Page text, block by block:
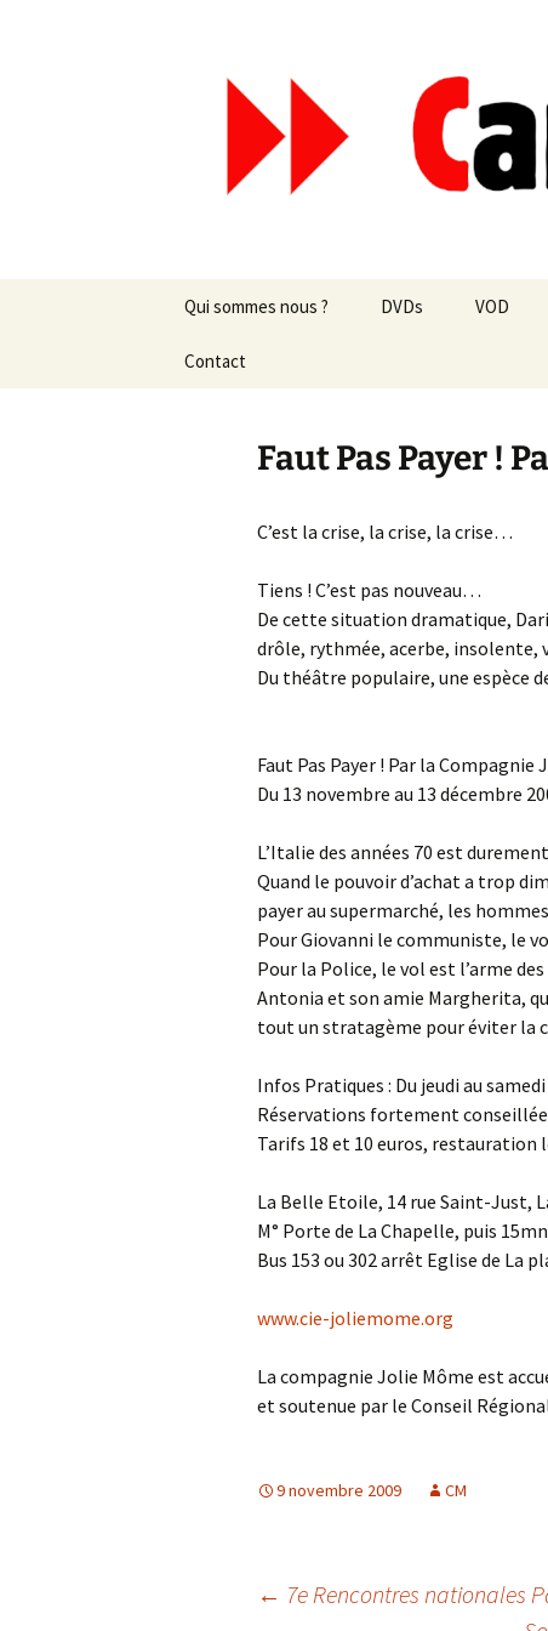
Canal
Qui sommes nous ?
Les revues de presse
Les projets
DVDs VOD
Contact
Faut Pas Payer !
C’est la crise, la crise, la crise…
Tiens ! C’est pas nouveau…
De cette situation dramatique,
drôle, rythmée, acerbe, insolente,
Du théâtre populaire, une espèce
Faut Pas Payer ! Par la Compagnie
Du 13 novembre au 13 décembre
L’Italie des années 70 est
Quand le pouvoir d’achat a trop
payer au supermarché, les
Pour Giovanni le communiste, le
Pour la Police, le vol est l’arme
Antonia et son amie Margherita,
tout un stratagème pour éviter la
Infos Pratiques : Du jeudi au
Réservations fortement
Tarifs 18 et 10 euros, restauration
La Belle Etoile, 14 rue Saint-Just,
M° Porte de La Chapelle, puis
Bus 153 ou 302 arrêt Eglise de La
www.cie-joliemome.org
La compagnie Jolie Môme est
et soutenue par le Conseil
9 novembre 2009 CM
Navigation
← 7e Rencontres nationales